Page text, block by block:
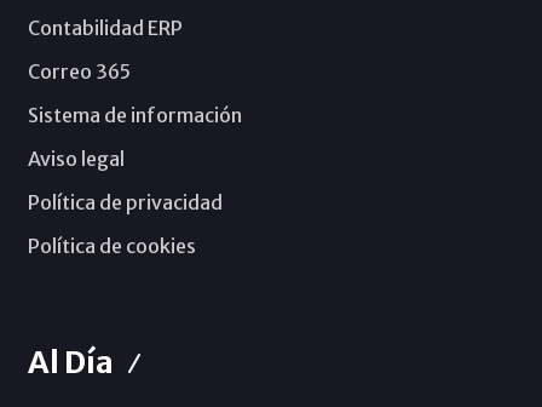
Contabilidad ERP
Correo 365
Sistema de información
Aviso legal
Política de privacidad
Política de cookies
Al Día